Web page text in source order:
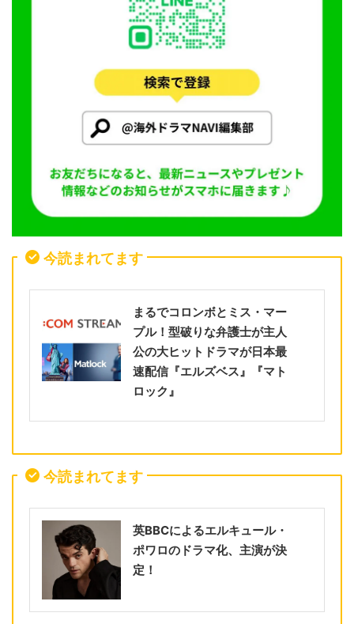
今読まれてます
まるでコロンボとミス・マー
プル！型破りな弁護士が主人
公の大ヒットドラマが日本最
速配信『エルズベス』『マト
ロック』
今読まれてます
英BBCによるエルキュール・
ポワロのドラマ化、主演が決
定！